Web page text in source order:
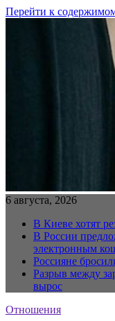
Перейти к
6 августа, 2026
В Киеве хотят
В России
электронным
Россияне
Разрыв между
вырос
Отношения